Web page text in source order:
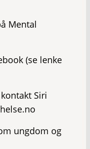
Mental
(se lenke
Siri
ungdom og